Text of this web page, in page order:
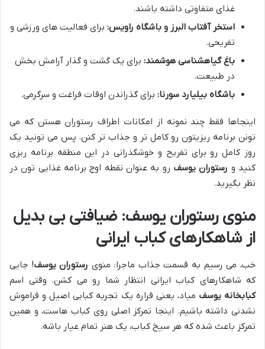
غذای متفاوتی داشته باشند.
استخر آفتاب البرز و باشگاه راویس: برای فعالیت های ورزشی و
تفریحی.
باغ گیاهشناسی هوشمند: برای یک گشت و گذار آرامش بخش
در طبیعت.
باشگاه بیلیارد سورنا: برای گذراندن اوقات فراغت و سرگرمی.
اینجاها فقط چند نمونه از امکانات اطراف رستوران هستن که می
تونن برنامه ریزیتون رو کامل تر و جذاب تر کنن. پس می تونید یک
روز کامل رو برای تفریح و خوشگذرانی در این منطقه برنامه ریزی
کنید و رستوران یوسف رو به عنوان نقطه اوج برنامه غذایی تون در
نظر بگیرید.
منوی رستوران یوسف: ضیافتی بی بدیل
از شاهکارهای کباب ایرانی
خب، می رسیم به قسمت جذاب ماجرا: منوی رستوران یوسف! جایی
که شاهکارهای کباب ایرانی انتظار شما رو می کشن. وقتی اسم
کبابخانه یوسف میاد، یعنی قراره یک تجربه کبابی اصیل و فراموش
نشدنی داشته باشیم. اینجا تمرکز اصلی روی کباب هاست، و همین
تمرکز باعث شده که هر سیخ کباب، یک هنر تمام عیار باشه.